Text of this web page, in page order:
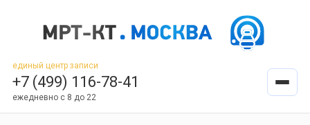
единый центр записи
+7 (499) 116-78-41
ежедневно с 8 до 22